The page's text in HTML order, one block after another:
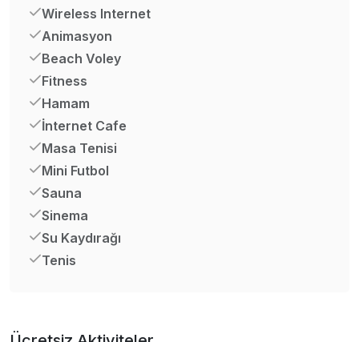
Wireless Internet
Animasyon
Beach Voley
Fitness
Hamam
İnternet Cafe
Masa Tenisi
Mini Futbol
Sauna
Sinema
Su Kaydırağı
Tenis